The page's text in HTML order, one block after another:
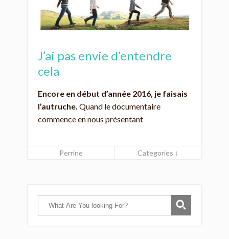
J’ai pas envie d’entendre
cela
Encore en début d’année 2016, je faisais
l’autruche. Quand le documentaire
commence en nous présentant
Perrine Categories ↓